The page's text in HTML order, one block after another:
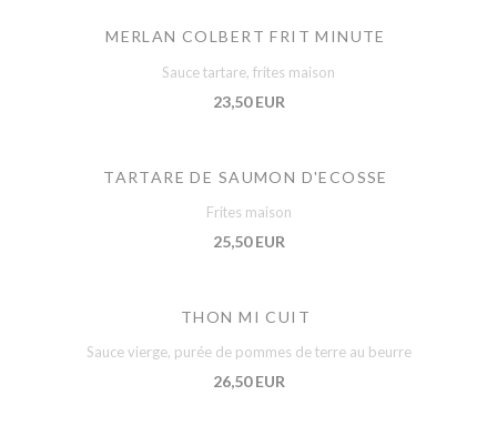
MERLAN COLBERT FRIT MINUTE
Sauce tartare, frites maison
23,50 EUR
TARTARE DE SAUMON D'ECOSSE
Frites maison
25,50 EUR
THON MI CUIT
Sauce vierge, purée de pommes de terre au beurre
26,50 EUR